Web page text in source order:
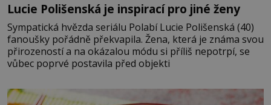
Lucie Polišenská je inspirací pro jiné ženy
Sympatická hvězda seriálu Polabí Lucie Polišenská (40)
fanoušky pořádně překvapila. Žena, která je známa svou
přirozeností a na okázalou módu si příliš nepotrpí, se
vůbec poprvé postavila před objekti